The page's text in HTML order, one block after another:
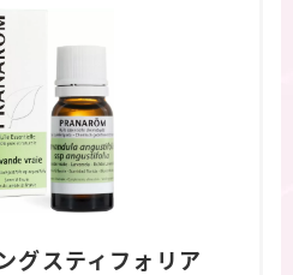
グスティフォリア